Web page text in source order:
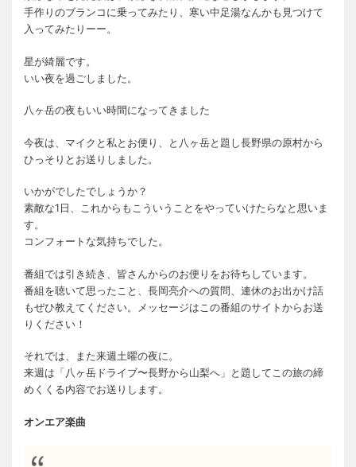
手作りのブランコに乗ってみたり、寒い中足湯なんかも見つけて
入ってみたりーー。
星が綺麗です。
いい夜を過ごしました。
八ヶ岳の夜もいい時間になってきました
今夜は、マイクと私とお便り、と八ヶ岳と題し長野県の原村から
ひっそりとお送りしました。
いかがでしたでしょうか？
素敵な1日、これからもこういうことをやっていけたらなと思いま
す。
コンフォートな気持ちでした。
番組では引き続き、皆さんからのお便りをお待ちしています。
番組を聴いて思ったこと、長岡亮介への質問、連休のお出かけ話
もぜひ教えてください。メッセージはこの番組のサイトからお送
りください！
それでは、また来週土曜の夜に。
来週は「八ヶ岳ドライブ〜長野から山梨へ」と題してこの旅の締
めくくる内容でお送りします。
オンエア楽曲